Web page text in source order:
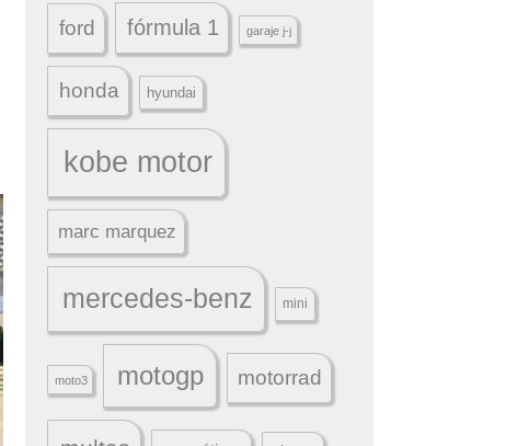
ford fórmula 1 garaje j-j
honda hyundai
kobe motor
marc marquez
mercedes-benz mini
moto3 motogp motorrad